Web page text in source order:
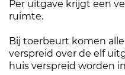
Per uitgave krijgt een
ruimte.
Bij toerbeurt komen
verspreid over de elf
huis verspreid worden